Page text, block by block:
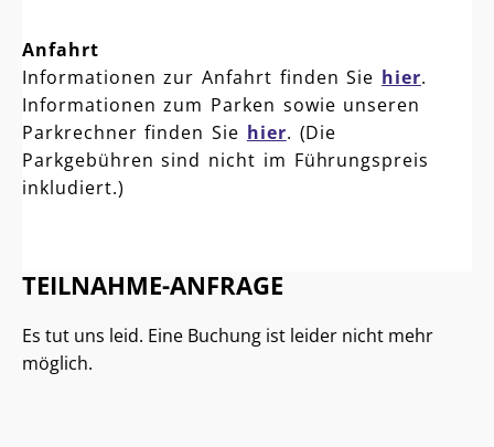
Anfahrt
Informationen zur Anfahrt finden Sie hier.
Informationen zum Parken sowie unseren
Parkrechner finden Sie hier. (Die
Parkgebühren sind nicht im Führungspreis
inkludiert.)
TEILNAHME-ANFRAGE
Es tut uns leid. Eine Buchung ist leider nicht mehr
möglich.